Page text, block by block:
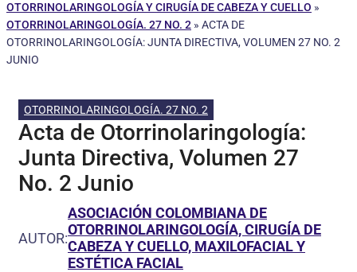
OTORRINOLARINGOLOGÍA Y CIRUGÍA DE CABEZA Y CUELLO »
OTORRINOLARINGOLOGÍA. 27 NO. 2 » ACTA DE
OTORRINOLARINGOLOGÍA: JUNTA DIRECTIVA, VOLUMEN 27 NO. 2
JUNIO
OTORRINOLARINGOLOGÍA. 27 NO. 2
Acta de Otorrinolaringología:
Junta Directiva, Volumen 27
No. 2 Junio
AUTOR:
ASOCIACIÓN COLOMBIANA DE
OTORRINOLARINGOLOGÍA, CIRUGÍA DE
CABEZA Y CUELLO, MAXILOFACIAL Y
ESTÉTICA FACIAL